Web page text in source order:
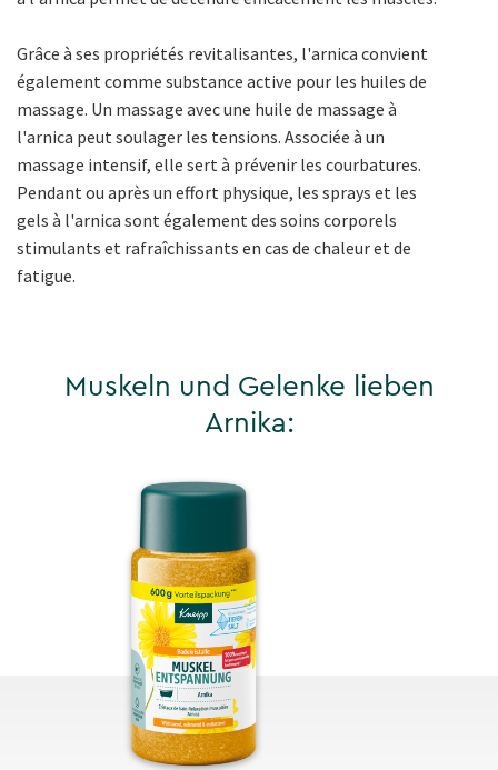
Grâce à ses propriétés revitalisantes, l'arnica convient
également comme substance active pour les huiles de
massage. Un massage avec une huile de massage à
l'arnica peut soulager les tensions. Associée à un
massage intensif, elle sert à prévenir les courbatures.
Pendant ou après un effort physique, les sprays et les
gels à l'arnica sont également des soins corporels
stimulants et rafraîchissants en cas de chaleur et de
fatigue.
Muskeln und Gelenke lieben
Arnika: